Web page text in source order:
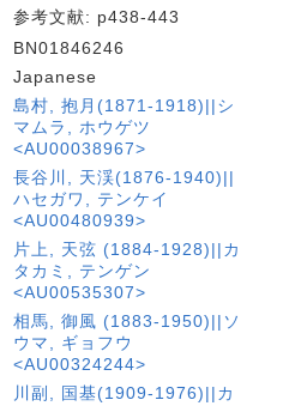
参考文献: p438-443
BN01846246
Japanese
島村, 抱月(1871-1918)||シ
マムラ, ホウゲツ
<AU00038967>
長谷川, 天渓(1876-1940)||
ハセガワ, テンケイ
<AU00480939>
片上, 天弦 (1884-1928)||カ
タカミ, テンゲン
<AU00535307>
相馬, 御風 (1883-1950)||ソ
ウマ, ギョフウ
<AU00324244>
川副, 国基(1909-1976)||カ